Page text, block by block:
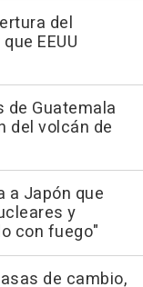
del
EEUU
de Guatemala
del volcán de
a Japón que
y
con fuego"
de cambio,